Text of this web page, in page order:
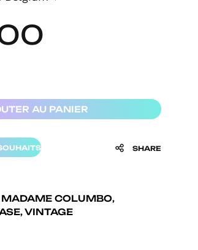
AU PANIER
SHARE
MADAME COLUMBO,
,VINTAGE